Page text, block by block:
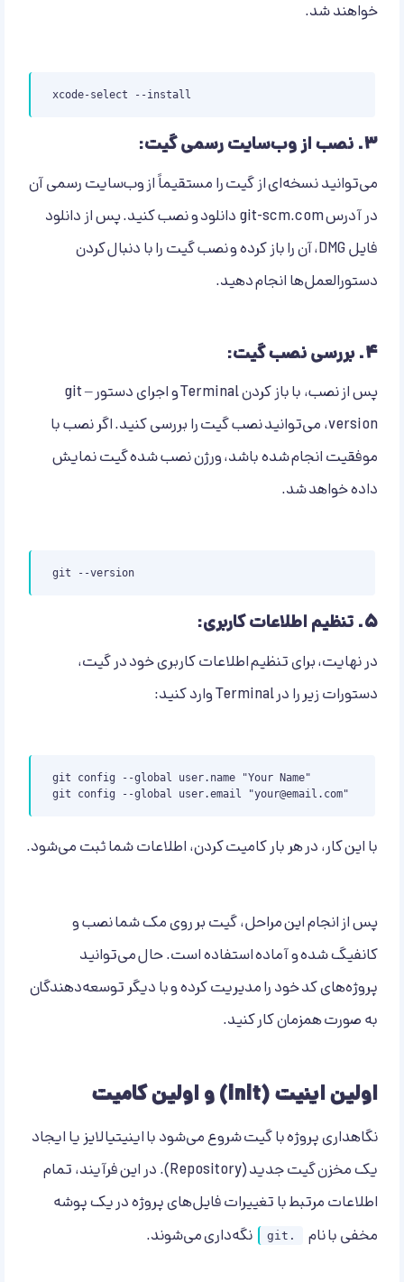
خواهند شد.
xcode-select --install
۳. نصب از وب‌سایت رسمی گیت:
می‌توانید نسخه‌ای از گیت را مستقیماً از وب‌سایت رسمی آن
در آدرس git-scm.com دانلود و نصب کنید. پس از دانلود
فایل DMG، آن را باز کرده و نصب گیت را با دنبال کردن
دستورالعمل‌ها انجام دهید.
۴. بررسی نصب گیت:
پس از نصب، با باز کردن Terminal و اجرای دستور git –
version، می‌توانید نصب گیت را بررسی کنید. اگر نصب با
موفقیت انجام شده باشد، ورژن نصب شده گیت نمایش
داده خواهد شد.
git --version
۵. تنظیم اطلاعات کاربری:
در نهایت، برای تنظیم اطلاعات کاربری خود در گیت،
دستورات زیر را در Terminal وارد کنید:
git config --global user.name "Your Name"
git config --global user.email "your@email.com"
با این کار، در هر بار کامیت کردن، اطلاعات شما ثبت می‌شود.
پس از انجام این مراحل، گیت بر روی مک شما نصب و
کانفیگ شده و آماده استفاده است. حال می‌توانید
پروژه‌های کد خود را مدیریت کرده و با دیگر توسعه‌دهندگان
به صورت همزمان کار کنید.
اولین اینیت (init) و اولین کامیت
نگاهداری پروژه با گیت شروع می‌شود با اینیتیالایز یا ایجاد
یک مخزن گیت جدید (Repository). در این فرآیند، تمام
اطلاعات مرتبط با تغییرات فایل‌های پروژه در یک پوشه
مخفی با نام
.git نگه‌داری می‌شوند.